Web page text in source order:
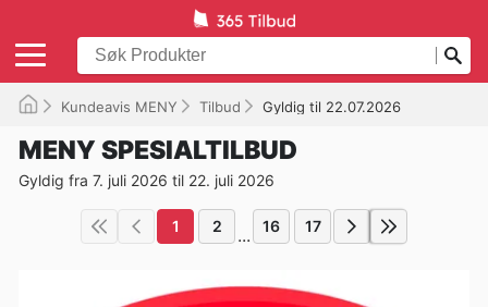
Kundeavis MENY Tilbud Gyldig til 22.07.2026
MENY SPESIALTILBUD
Gyldig fra 7. juli 2026 til 22. juli 2026
1 2 ... 16 17